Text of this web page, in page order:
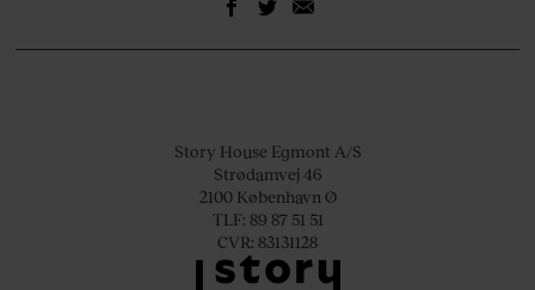
Story House Egmont A/S
Strødamvej 46
2100 København Ø
TLF: 89 87 51 51
CVR: 83131128